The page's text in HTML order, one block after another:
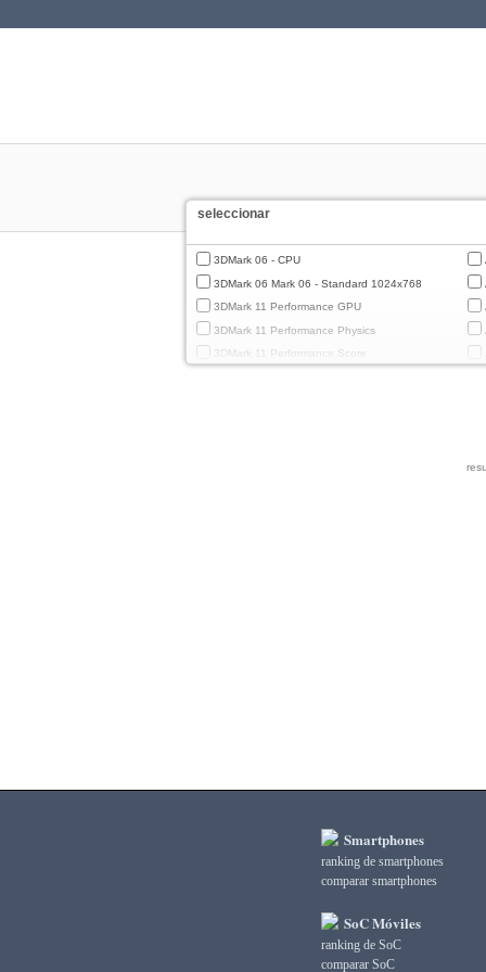
seleccionar
3DMark 06 - CPU
3DMark 06 Mark 06 - Standard 1024x768
3DMark 11 Performance GPU
3DMark 11 Performance Physics
3DMark 11 Performance Score
3DMark Wild Life UnlimitedSmartphones
ranking de smartphones
comparar smartphones
SoC Móviles
ranking de SoC
comparar SoC